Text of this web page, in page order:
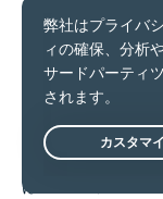
過を防ぐことが重
スケーラビ
スケーラビリテ
わせてリソース
は、ユーザープ